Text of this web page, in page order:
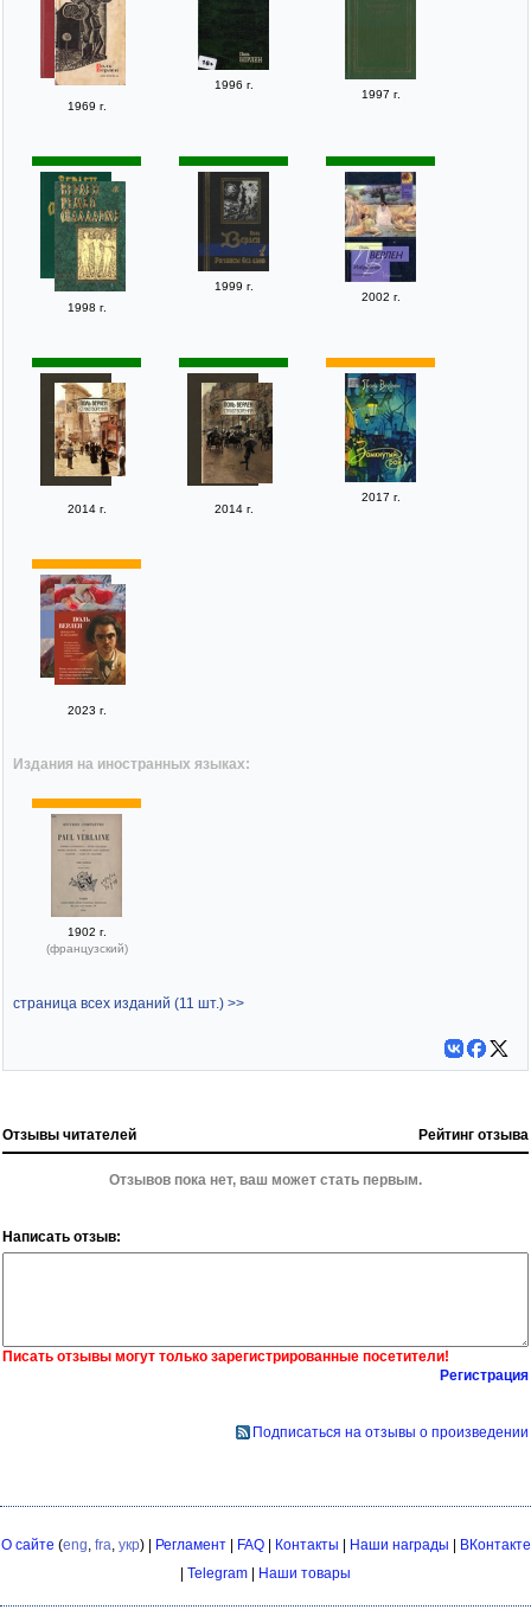
1969 г.
1996 г.
1997 г.
1998 г.
1999 г.
2002 г.
2014 г. 2014 г.
2017 г.
2023 г.
Издания на иностранных языках:
1902 г.
(французский)
страница всех изданий (11 шт.) >>
Отзывы читателей Рейтинг отзыва
Отзывов пока нет, ваш может стать первым.
Написать отзыв:
Писать отзывы могут только зарегистрированные посетители!
Регистрация
Подписаться на отзывы о произведении
О сайте (eng fra укр) | Регламент| FAQ| Контакты | Наши награды | ВКонтакте
| Telegram | Наши товары